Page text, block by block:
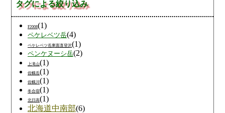
タグによる絞り込み
F2008(1)
ペケレベツ岳(4)
ペケレベツ岳東面直登沢(1)
ペンケヌーシ岳(2)
上滝山(1)
佐幌岳(1)
佐幌川 (1)
冬合宿(1)
北日高(1)
北海道中南部(6)